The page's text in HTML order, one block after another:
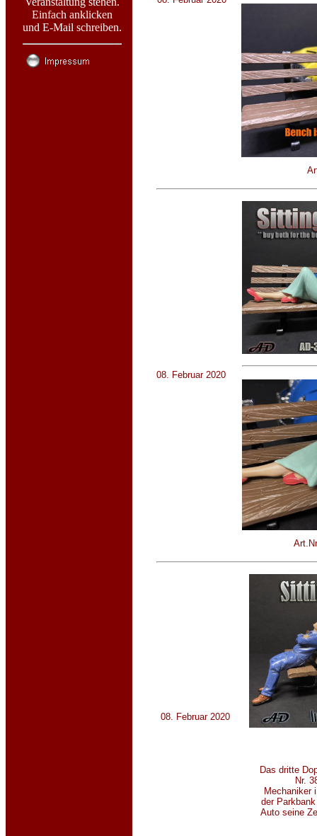
Einfach anklicken
und E-Mail schreiben.
08. Februar 2020
08. Februar 2020
Das dritte
Nr.
Mechaniker
der
Auto seine